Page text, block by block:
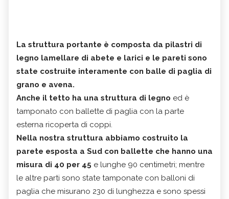
La struttura portante è composta da pilastri di
legno lamellare di abete e larici e le pareti sono
state costruite interamente con balle di paglia di
grano e avena.
Anche il tetto ha una struttura di legno ed è
tamponato con ballette di paglia con la parte
esterna ricoperta di coppi.
Nella nostra struttura abbiamo costruito la
parete esposta a Sud con ballette che hanno una
misura di 40 per 45 e lunghe 90 centimetri; mentre
le altre parti sono state tamponate con balloni di
paglia che misurano 230 di lunghezza e sono spessi